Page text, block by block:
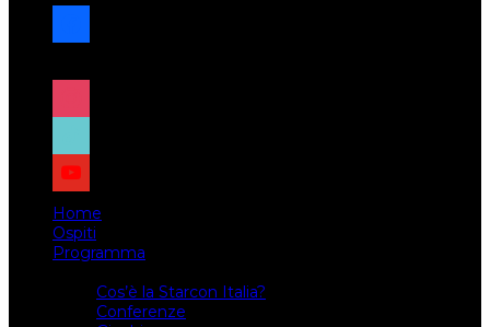
facebook
x
instagram
tiktok
youtube
Home
Ospiti
Programma
Cos’è la Starcon Italia?
Conferenze